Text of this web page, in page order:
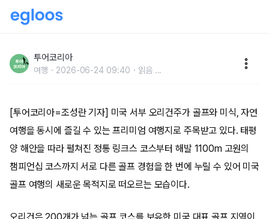
리건 트레일’ 뜬다
투어코리아
여행 2026-06-24 09:40 읽음 ...
[투어코리아=조성란 기자] 미국 서부 오리건주가 골프와 미식, 자연
여행을 동시에 즐길 수 있는 프리미엄 여행지로 주목받고 있다. 태평
양 해안을 따라 펼쳐진 정통 링크스 코스부터 해발 1100m 고원의
챔피언십 코스까지 서로 다른 골프 경험을 한 번에 누릴 수 있어 미국
골프 여행의 새로운 목적지로 떠오르는 모습이다.